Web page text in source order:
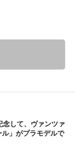
念して、ヴァンツァ
」がプラモデルで